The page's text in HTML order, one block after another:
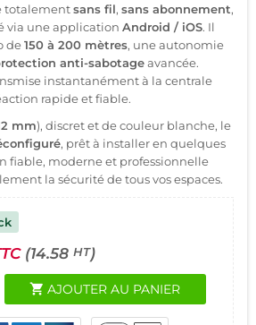
totalementsans fil, sans abonnement,
via une application Android / iOS. Il
de150 à 200 mètres, une autonomie
anti-sabotageavancée.
instantanément à la centrale
rapide et fiable.
mm), discret et de couleur blanche, le
, prêt à installer en quelques
fiable, moderne et professionnelle
la sécurité de tous vos espaces.
(14.58 HT)
shopping_cart AJOUTER AU PANIER